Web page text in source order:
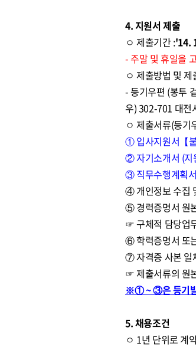
4. 지원서 제출
ㅇ 제출기간 :'14.
- 주말 및 휴일을
ㅇ 제출방법 및 제
- 등기우편 (봉투
우) 302-701 대전
ㅇ 제출서류(등
① 입사지원서【붙
② 자기소개서 (지
③ 직무수행계획
④ 개인정보 수집
⑤ 경력증명서 원
☞ 구체적 담당업
⑥ 학력증명서 또
⑦ 자격증 사본 일
☞ 제출서류의 원
※① ~ ③은 등기
5. 채용조건
ㅇ 1년 단위로 계